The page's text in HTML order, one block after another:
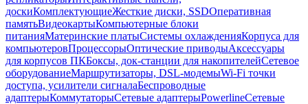
доскиКомплектующиеЖесткие диски, SSDОперативная
памятьВидеокартыКомпьютерные блоки
питанияМатеринские платыСистемы охлажденияКорпуса для
компьютеровПроцессорыОптические приводыАксессуары
для корпусов ПКБоксы, док-станции для накопителейСетевое
оборудованиеМаршрутизаторы, DSL-модемыWi-Fi точки
доступа, усилители сигналаБеспроводные
адаптерыКоммутаторыСетевые адаптерыPowerlineСетевые